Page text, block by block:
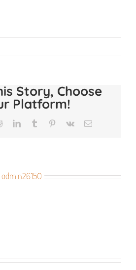
Story, Choose
Platform!
RedditLinkedInTumblr Pinterest
Vk Email
admin26150